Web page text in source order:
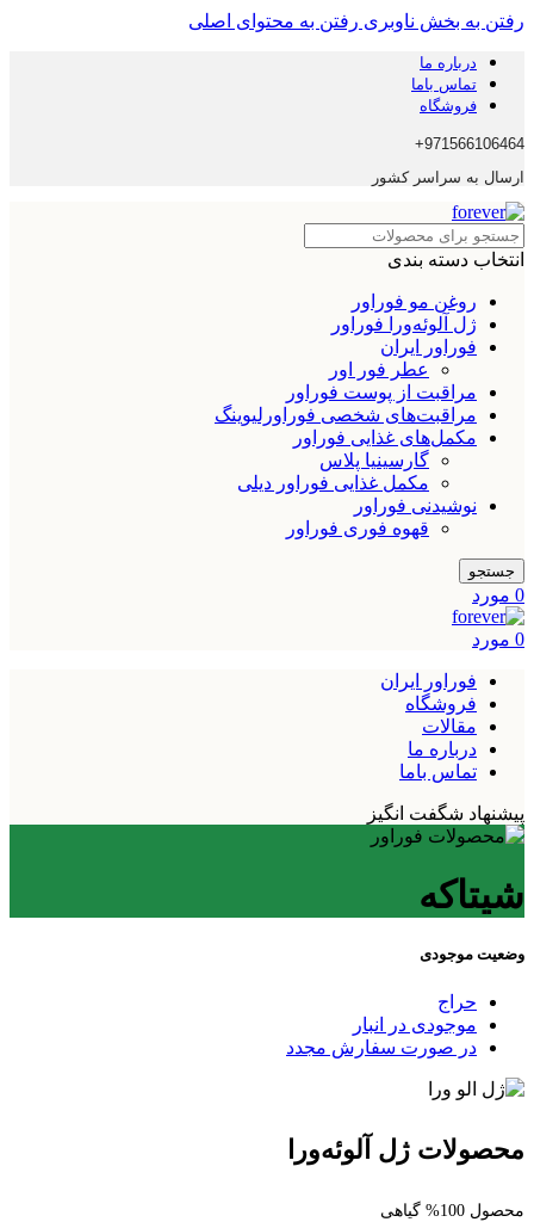
رفتن به بخش ناوبری رفتن به محتوای اصلی
درباره ما
تماس باما
فروشگاه
971566106464+
ارسال به سراسر کشور
انتخاب دسته بندی
روغن مو فوراور
ژل آلوئه‌ورا فوراور
فوراور ایران
عطر فور اور
مراقبت از پوست فوراور
مراقبت‌های شخصی فوراورلیوینگ
مکمل‌های غذایی فوراور
گارسینیا پلاس
مکمل غذایی فوراور دیلی
نوشیدنی فوراور
قهوه فوری فوراور
جستجو
0 مورد
0 مورد
فوراور ایران
فروشگاه
مقالات
درباره ما
تماس باما
پیشنهاد شگفت انگیز
شيتاكه
وضعیت موجودی
حراج
موجودی در انبار
در صورت سفارش مجدد
محصولات ژل آلوئه‌ورا
محصول 100% گیاهی